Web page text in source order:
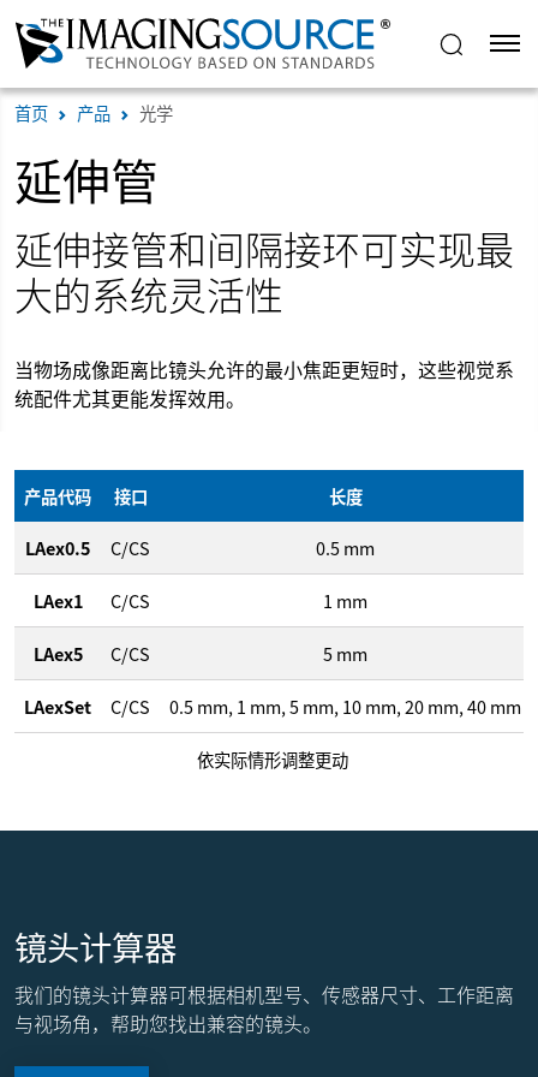
首页 产品 光学
延伸管
延伸接管和间隔接环可实现最
大的系统灵活性
当物场成像距离比镜头允许的最小焦距更短时，这些视觉系
统配件尤其更能发挥效用。
产品代码 接口 长度
LAex0.5 C/CS 0.5mm
LAex1 C/CS 1 mm
LAex5 C/CS 5mm
LAexSet C/CS 0.5mm, 1 mm,5mm, 10mm,20mm,40mm
依实际情形调整更动
镜头计算器
我们的镜头计算器可根据相机型号、传感器尺寸、工作距离
与视场角，帮助您找出兼容的镜头。